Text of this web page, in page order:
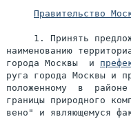
Правительство
1. Принять
наименованию
города Москвы  и
руга города Москвы и
положенному  в
границы природного
вено" и являющемуся